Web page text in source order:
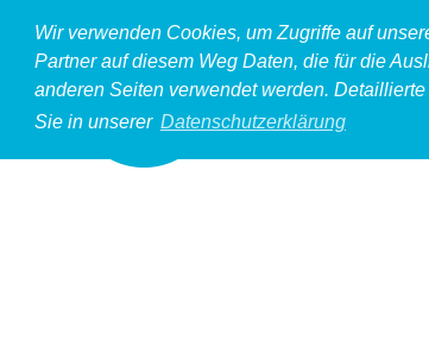
Wir verwenden Cookies, um Zugriffe auf
Partner auf diesem Weg Daten, die für die
anderen Seiten verwendet werden.
Sie in unserer Datenschutzerklärung